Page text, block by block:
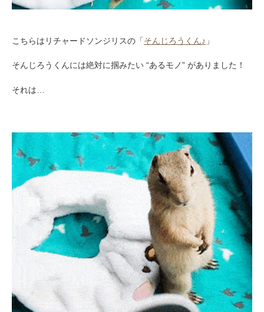
こちらはリチャードソンジリスの「そんじろうくん♪ 」
そんじろうくんには絶対に掴みたい “あるモノ” がありました！
それは…